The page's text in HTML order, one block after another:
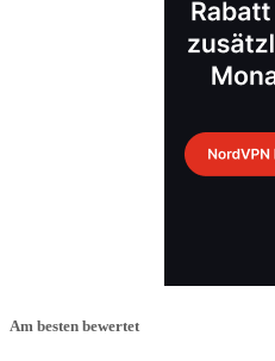
Am besten bewertet